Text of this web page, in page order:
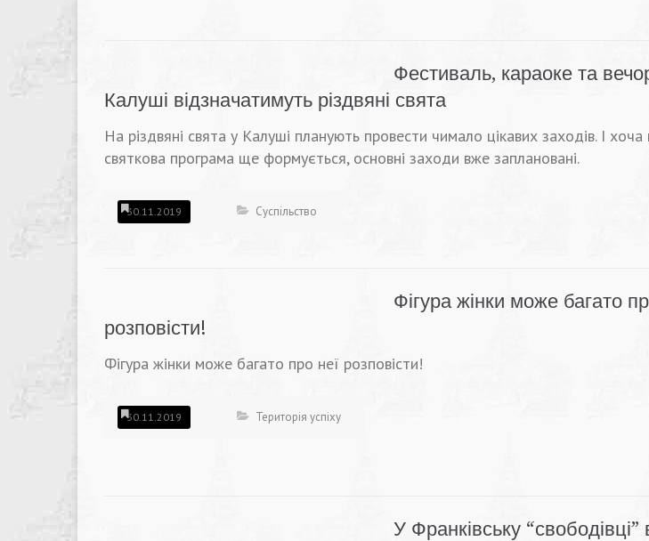
Фестиваль, караоке та
Калуші відзначатимуть різдвяні свята
На різдвяні свята у Калуші планують провести чимало цікавих заходів. І хоча
святкова програма ще формується, основні заходи вже заплановані.
30.11.2019 Суспільство
Фігура жінки може багато
розповісти!
Фігура жінки може багато про неї розповісти!
30.11.2019 Територія успіху
У Франківську